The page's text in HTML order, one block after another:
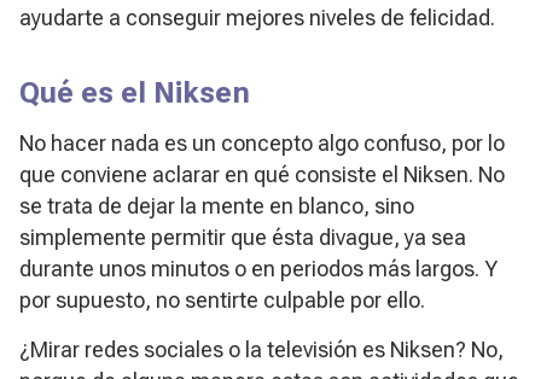
ayudarte a conseguir mejores niveles de felicidad.
Qué es el Niksen
No hacer nada es un concepto algo confuso, por lo
que conviene aclarar en qué consiste el Niksen. No
se trata de dejar la mente en blanco, sino
simplemente permitir que ésta divague, ya sea
durante unos minutos o en periodos más largos. Y
por supuesto, no sentirte culpable por ello.
¿Mirar redes sociales o la televisión es Niksen? No,